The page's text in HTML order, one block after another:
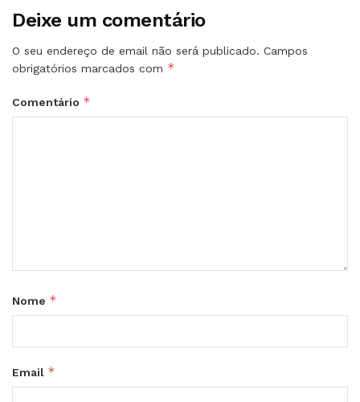
Deixe um comentário
O seu endereço de email não será publicado. Campos
obrigatórios marcados com *
Comentário *
Nome *
Email *